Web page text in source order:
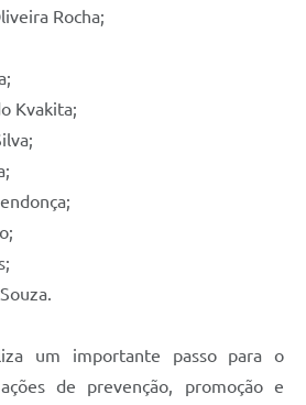
Rocha;
Kvakita;
um importante passo para o
de prevenção, promoção e